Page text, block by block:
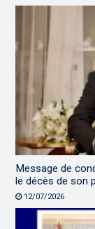
Message de
le décès de son
12/07/2026